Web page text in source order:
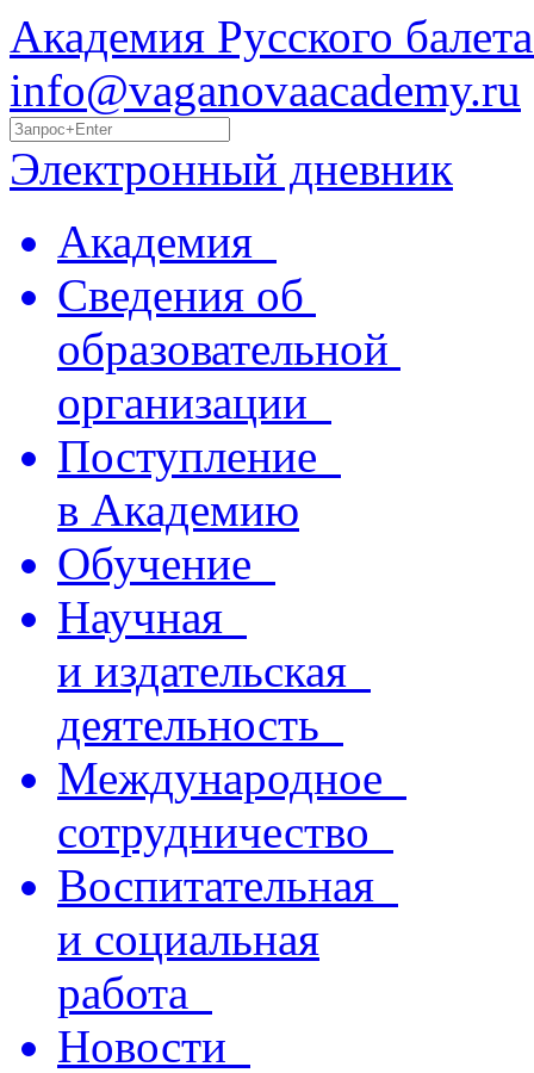
Академия Русского
info@vaganovaacademy.ru
Электронный дневник
Академия
Сведения об
образовательной
организации
Поступление
в Академию
Обучение
Научная
и издательская
деятельность
Международное
сотрудничество
Воспитательная
и социальная
работа
Новости